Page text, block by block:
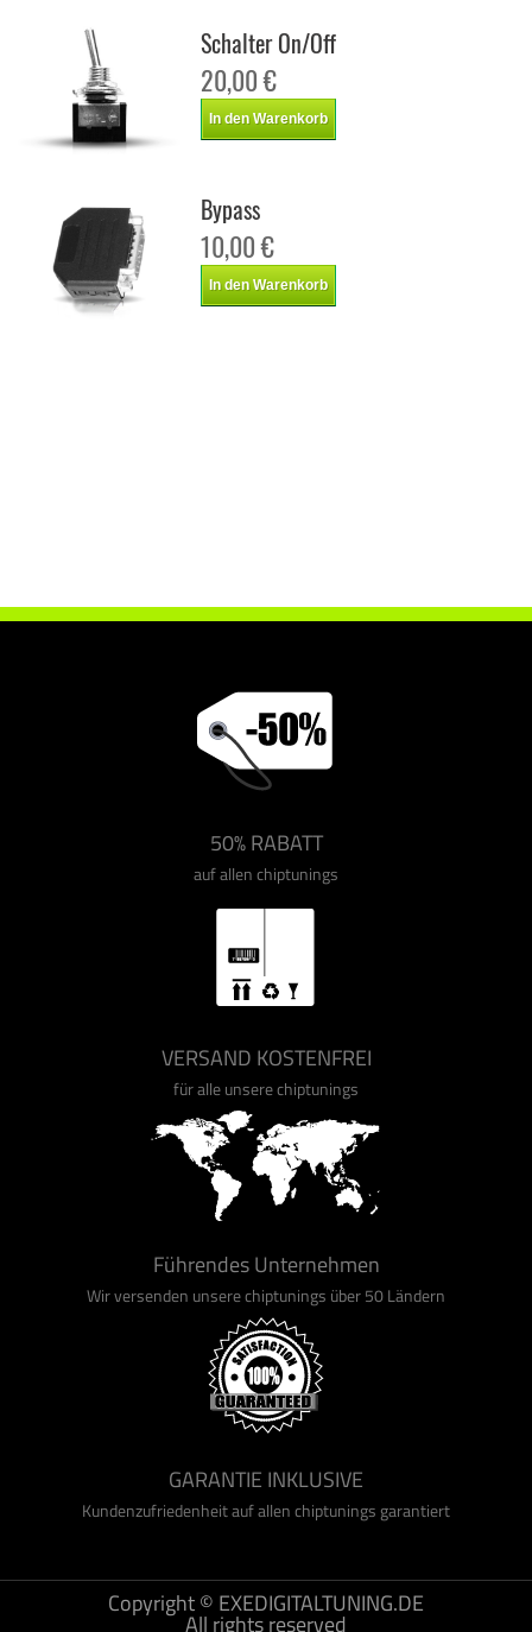
Schalter On/Off
20,00 €
In den Warenkorb
Bypass
10,00 €
In den Warenkorb
50% RABATT
auf allen chiptunings
VERSAND KOSTENFREI
für alle unsere chiptunings
Führendes Unternehmen
Wir versenden unsere chiptunings über 50 Ländern
GARANTIE INKLUSIVE
Kundenzufriedenheit auf allen chiptunings garantiert
Copyright © EXEDIGITALTUNING.DE
All rights reserved